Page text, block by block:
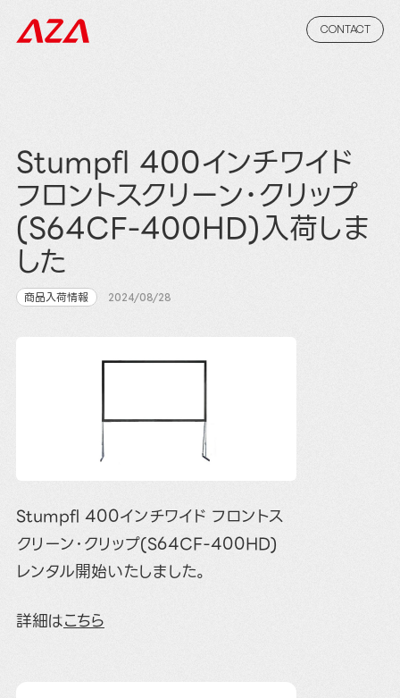
CONTACT
Stumpfl 400インチワイド
フロントスクリーン･クリップ
(S64CF-400HD)入荷しま
した
商品入荷情報 2024/08/28
Stumpfl 400インチワイド フロントス
クリーン･クリップ(S64CF-400HD)
レンタル開始いたしました。
詳細はこちら